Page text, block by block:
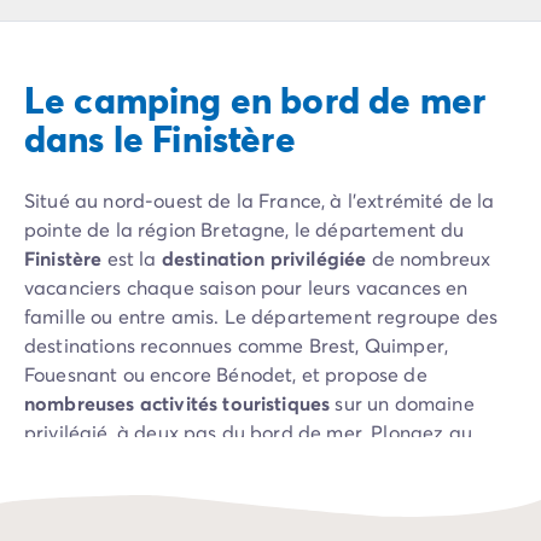
Camping Hendaye
Camping Bretagne
Camping Côtes d'Armor
Camping Ille-et-Vilaine
Camping Saint-Malo
Camping Morbihan
Camping Vannes
Camping Centre-Val de Loire
Camping Indre-et-Loire
Camping Chenonceau
Camping Champagne-Ardenne
Camping Ardennes
Camping Corse-du-Sud
Le camping en bord de mer
dans le Finistère
Situé au nord-ouest de la France, à l’extrémité de la
pointe de la région Bretagne, le département du
Finistère est la destination privilégiée de nombreux
vacanciers chaque saison pour leurs vacances en
famille ou entre amis. Le département regroupe des
destinations reconnues comme Brest, Quimper,
Fouesnant ou encore Bénodet, et propose de
nombreuses activités touristiquessur un domaine
privilégié, à deux pas du bord de mer. Plongez au
vaste choix de paysages et édifices que vous offre
cette région du bout de la France.